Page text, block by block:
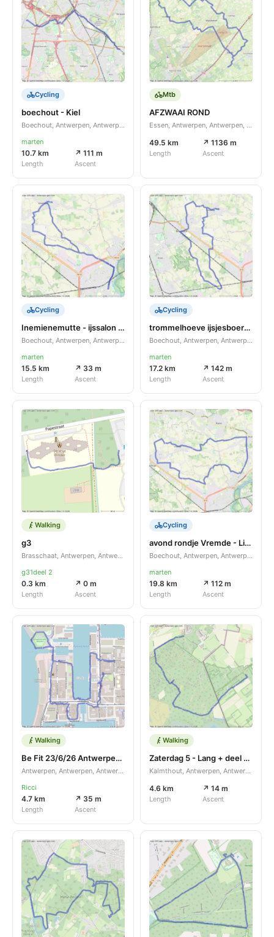
Cycling
boechout - Kiel
Boechout, Antwerpen, Antwerpen, BE
marten
10.7 km
Length
↗ 111 m
Ascent
Mtb
AFZWAAI ROND
Essen, Antwerpen, Antwerpen, BE
49.5 km
Length
↗ 1136 m
Ascent
Cycling
Inemienemutte - ijssalon Jerome
Boechout, Antwerpen, Antwerpen, BE
marten
15.5 km
Length
↗ 33 m
Ascent
Cycling
trommelhoeve ijsjesboerderij vanuit Inemienemutte speelgoed
Boechout, Antwerpen, Antwerpen, BE
marten
17.2 km
Length
↗ 142 m
Ascent
Walking
g3
Brasschaat, Antwerpen, Antwerpen, BE
g31deel 2
0.3 km
Length
↗ 0 m
Ascent
Cycling
avond rondje Vremde - Lier vanuit Inemienemutte
Boechout, Antwerpen, Antwerpen, BE
marten
19.8 km
Length
↗ 112 m
Ascent
Walking
Be Fit 23/6/26 Antwerpen met gids
Antwerpen, Antwerpen, Antwerpen, BE
Ricci
4.7 km
Length
↗ 35 m
Ascent
Walking
Zaterdag 5 - Lang + deel 2+3 opname
Kalmthout, Antwerpen, Antwerpen, BE
4.6 km
Length
↗ 14 m
Ascent